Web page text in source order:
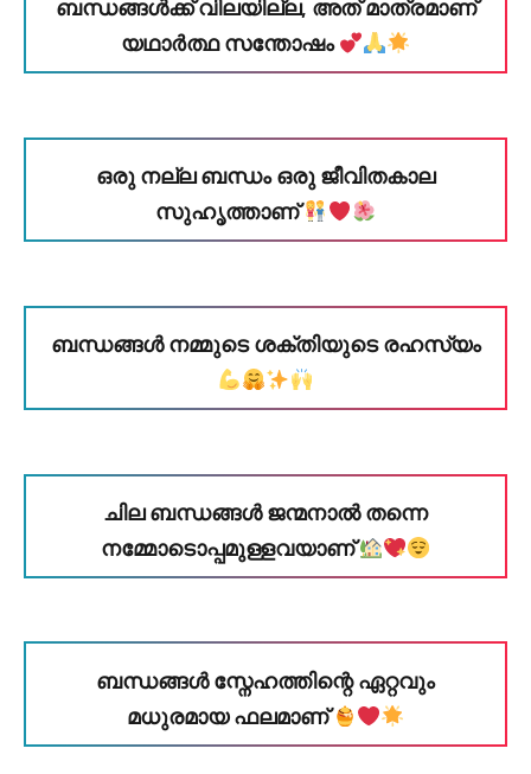
ബന്ധങ്ങൾക്ക് വിലയില്ല, അത് മാത്രമാണ്
യഥാർത്ഥ സന്തോഷം
ഒരു നല്ല ബന്ധം ഒരു ജീവിതകാല
സുഹൃത്താണ്
ബന്ധങ്ങൾ നമ്മുടെ ശക്തിയുടെ രഹസ്യം
ചില ബന്ധങ്ങൾ ജന്മനാൽ തന്നെ
നമ്മോടൊപ്പമുള്ളവയാണ്
ബന്ധങ്ങൾ സ്നേഹത്തിന്റെ ഏറ്റവും
മധുരമായ ഫലമാണ്